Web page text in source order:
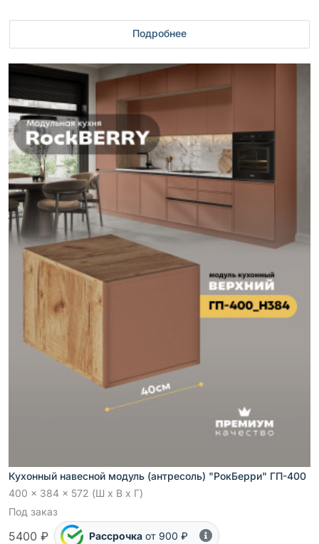
Подробнее
Кухонный навесной модуль (антресоль) "РокБерри" ГП-400
400 x 384 x 572 (Ш x В x Г)
Под заказ
5400 ₽ Рассрочка от 900 ₽